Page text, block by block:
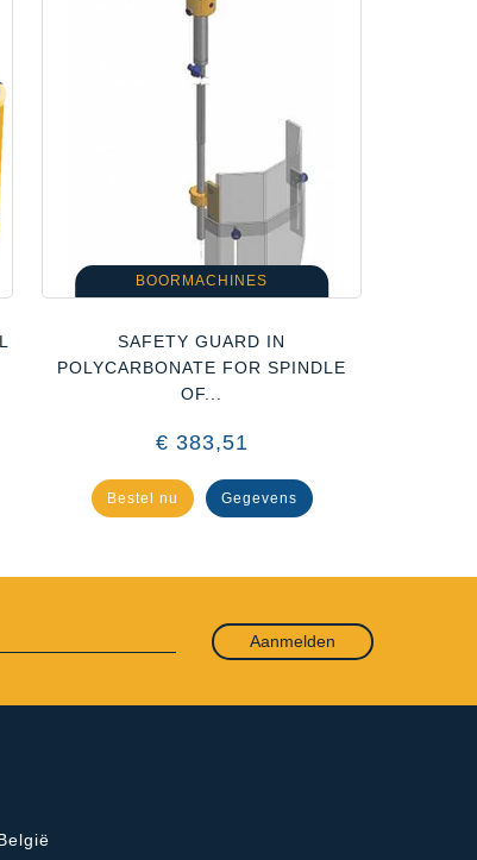
BOORMACHINES
SAFETY GUARD IN
POLYCARBONATE FOR SPINDLE
OF...
€ 383,51
Bestel nu Gegevens
Aanmelden